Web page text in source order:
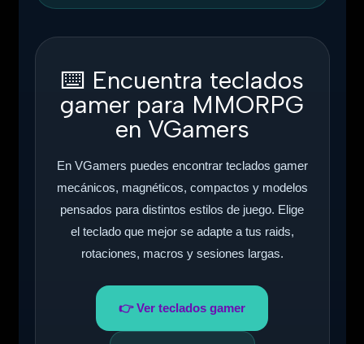
⌨️ Encuentra teclados
gamer para MMORPG
en VGamers
En VGamers puedes encontrar teclados gamer
mecánicos, magnéticos, compactos y modelos
pensados para distintos estilos de juego. Elige
el teclado que mejor se adapte a tus raids,
rotaciones, macros y sesiones largas.
👉 Ver teclados gamer